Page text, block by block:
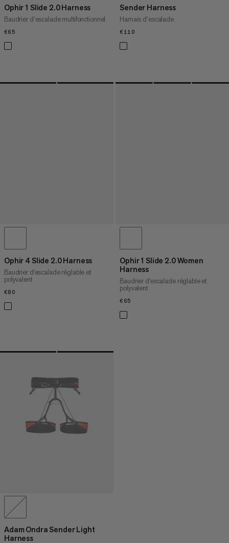
Ophir 1 Slide 2.0 Harness
Baudrier d’escalade multifonctionnel
€65
Sender Harness
Harnais d’escalade
€110
Ophir 4 Slide 2.0 Harness
Baudrier d'escalade réglable et
polyvalent
€80
Ophir 1 Slide 2.0 Women
Harness
Baudrier d'escalade réglable et
polyvalent
€65
Adam Ondra Sender Light
Harness